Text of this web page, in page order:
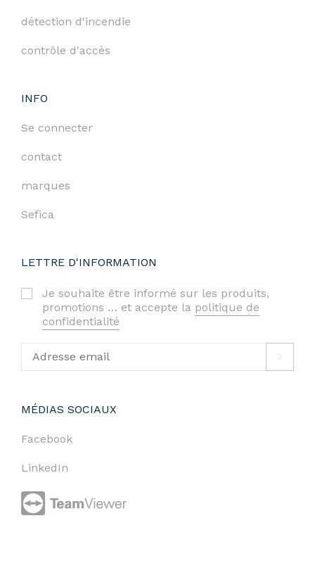
détection d'incendie
contrôle d'accès
INFO
Se connecter
contact
marques
Sefica
LETTRE D'INFORMATION
Je souhaite être informé sur les produits,
promotions … et accepte la politique de
confidentialité
MÉDIAS SOCIAUX
Facebook
LinkedIn